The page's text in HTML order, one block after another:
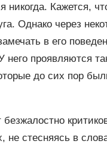
никогда. Кажется,
Однако через
в его
проявляются
до сих пор
не стесняясь в